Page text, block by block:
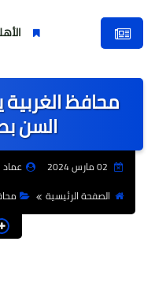
الأهلي يواصل
محافظ
السن
الصفحة الرئيسية